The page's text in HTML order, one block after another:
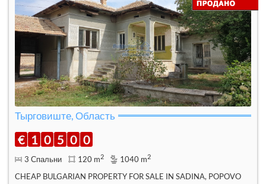
Тырговиште, Область
€ 1 0 5 0 0
3 Спальни 120 m2 1040 m2
CHEAP BULGARIAN PROPERTY FOR SALE IN SADINA, POPOVO